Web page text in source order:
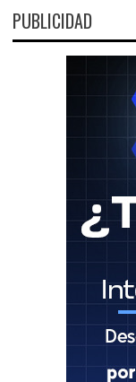
PUBLICIDAD